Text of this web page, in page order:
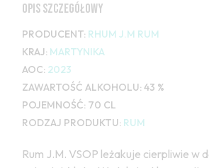
OPIS SZCZEGÓŁOWY
PRODUCENT: RHUM J.M RUM
KRAJ: MARTYNIKA
AOC: 2023
ZAWARTOŚĆ ALKOHOLU: 43 %
POJEMNOŚĆ: 70 CL
RODZAJ PRODUKTU: RUM
Rum J.M. VSOP leżakuje cierpliwie w